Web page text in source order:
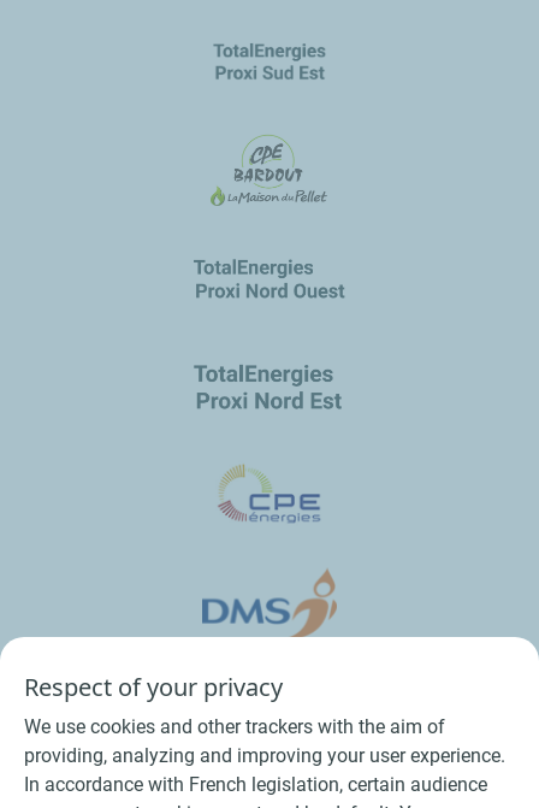
Respect of your privacy
We use cookies and other trackers with the aim of
providing, analyzing and improving your user experience.
In accordance with French legislation, certain audience